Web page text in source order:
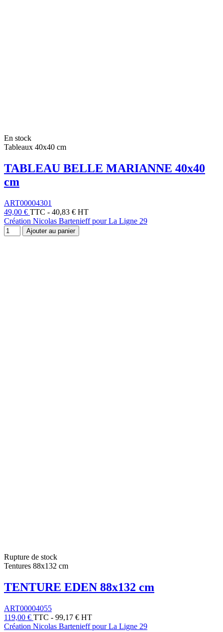
En stock
Tableaux 40x40 cm
TABLEAU BELLE MARIANNE 40x40
cm
ART00004301
49,00 € TTC - 40,83 € HT
Création Nicolas Bartenieff pour La Ligne 29
Ajouter au panier
Rupture de stock
Tentures 88x132 cm
TENTURE EDEN 88x132 cm
ART00004055
119,00 € TTC - 99,17 € HT
Création Nicolas Bartenieff pour La Ligne 29